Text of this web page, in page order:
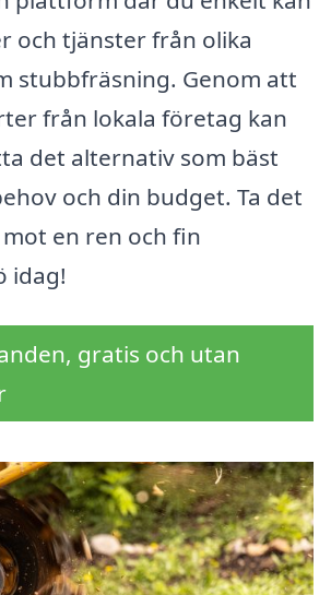
och tjänster från olika
stubbfräsning. Genom att
från lokala företag kan
det alternativ som bäst
och din budget. Ta det
en ren och fin
idag!
gratis och utan